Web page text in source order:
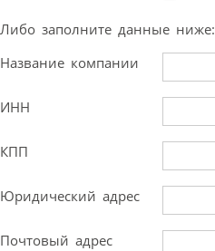
Либо заполните данные ниже:
Название компании
ИНН
КПП
Юридический адрес
Почтовый адрес